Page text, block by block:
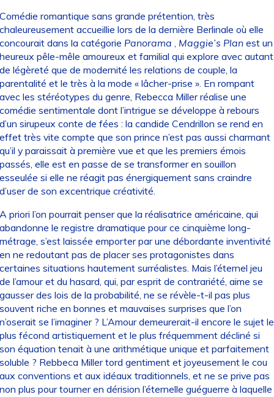
romantique sans grande prétention, très
accueillie lors de la dernière Berlinale où elle
dans la catégorie Panorama , Maggie’s Planest un
pêle-mêle amoureux et familial qui explore avec autant
légèreté que de modernité les relations de couple, la
et le très à la mode « lâcher-prise ». En rompant
les stéréotypes du genre, Rebecca Miller réalise une
sentimentale dont l’intrigue se développe à rebours
sirupeux conte de fées : la candide Cendrillon se rend en
très vite compte que son prince n’est pas aussi charmant
y paraissait à première vue et que les premiers émois
elle est en passe de se transformer en souillon
si elle ne réagit pas énergiquement sans craindre
de son excentrique créativité.
priori l’on pourrait penser que la réalisatrice américaine, qui
le registre dramatique pour ce cinquième long-
s’est laissée emporter par une débordante inventivité
ne redoutant pas de placer ses protagonistes dans
situations hautement surréalistes. Mais l’éternel jeu
l’amour et du hasard, qui, par esprit de contrariété, aime se
des lois de la probabilité, ne se révèle-t-il pas plus
riche en bonnes et mauvaises surprises que l’on
se l’imaginer ? L’Amour demeurerait-il encore le sujet le
fécond artistiquement et le plus fréquemment décliné si
équation tenait à une arithmétique unique et parfaitement
? Rebbeca Miller tord gentiment et joyeusement le cou
conventions et aux idéaux traditionnels, et ne se prive pas
plus pour tourner en dérision l’éternelle guéguerre à laquelle